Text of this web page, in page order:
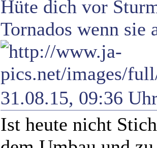
Hüte dich vor
Tornados wenn
31.08.15, 09:36
Ist heute nicht